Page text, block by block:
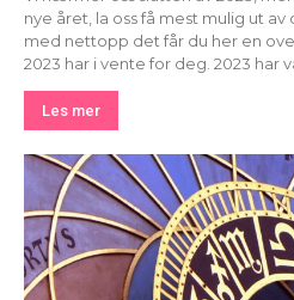
nye året, la oss få mest mulig ut
med nettopp det får du her en
2023 har i vente for deg. 2023 har
Les mer